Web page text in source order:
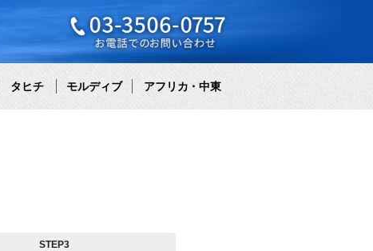
タヒチ モルディブ アフリカ・中東
STEP3